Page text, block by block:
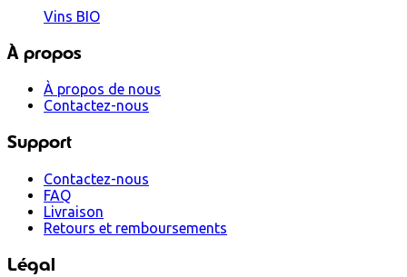
Vins BIO
À propos
À propos de nous
Contactez-nous
Support
Contactez-nous
FAQ
Livraison
Retours et remboursements
Légal